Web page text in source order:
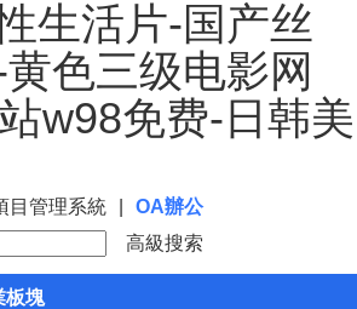
生活片-国产丝
色三级电影网
w98免费-日韩美
OA辦公
目管理系統
高級搜索
板塊